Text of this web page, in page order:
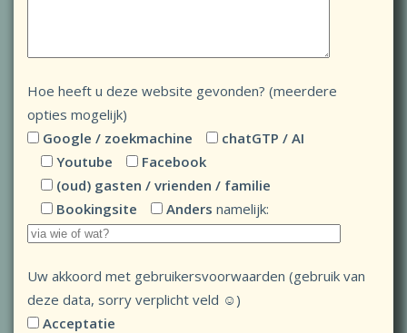
Hoe heeft u deze website gevonden? (meerdere
opties mogelijk)
Google / zoekmachine
chatGTP / AI
Youtube
Facebook
(oud) gasten / vrienden / familie
Bookingsite
Anders namelijk:
Uw akkoord met gebruikersvoorwaarden (gebruik van
deze data, sorry verplicht veld ☺)
Acceptatie